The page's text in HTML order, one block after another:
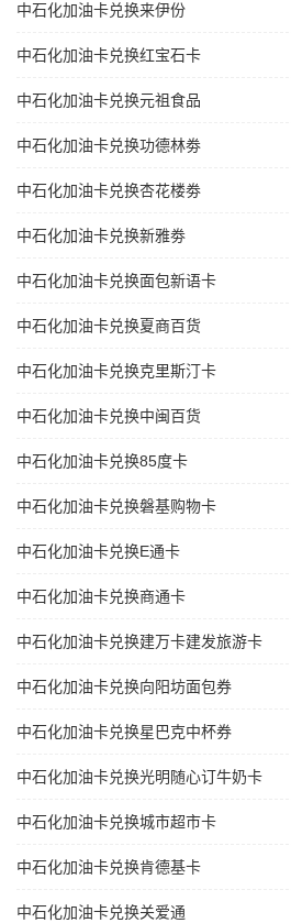
中石化加油卡兑换来伊份
中石化加油卡兑换红宝石卡
中石化加油卡兑换元祖食品
中石化加油卡兑换功德林劵
中石化加油卡兑换杏花楼劵
中石化加油卡兑换新雅劵
中石化加油卡兑换面包新语卡
中石化加油卡兑换夏商百货
中石化加油卡兑换克里斯汀卡
中石化加油卡兑换中闽百货
中石化加油卡兑换85度卡
中石化加油卡兑换磐基购物卡
中石化加油卡兑换E通卡
中石化加油卡兑换商通卡
中石化加油卡兑换建万卡建发旅游卡
中石化加油卡兑换向阳坊面包券
中石化加油卡兑换星巴克中杯券
中石化加油卡兑换光明随心订牛奶卡
中石化加油卡兑换城市超市卡
中石化加油卡兑换肯德基卡
中石化加油卡兑换关爱通